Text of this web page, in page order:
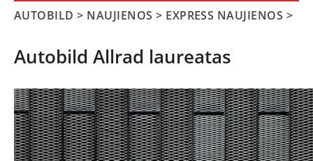
AUTOBILD > NAUJIENOS > EXPRESS NAUJIENOS >
Autobild Allrad laureatas